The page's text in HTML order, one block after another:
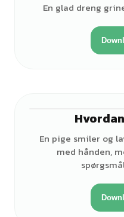
En glad dreng
En pige smiler og
med hånden,